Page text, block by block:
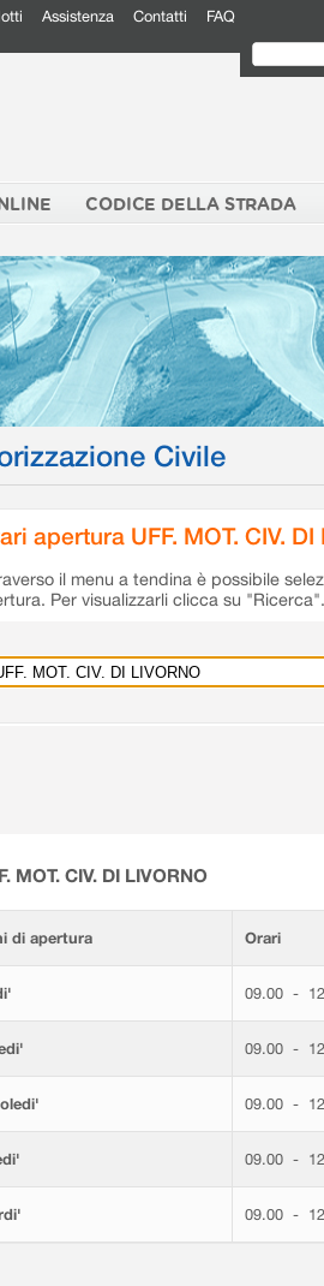
Assistenza Contatti FAQ
CODICE DELLA STRADA
Civile
apertura UFF. MOT. CIV. DI
il menu a tendina è possibile
Per visualizzarli clicca su "Ricerca".
MOT. CIV. DI LIVORNO
di apertura Orari
09.00 -
09.00 -
09.00 -
09.00 -
09.00 -